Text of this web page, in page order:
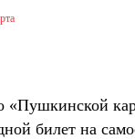
«Пушкинской
билет на